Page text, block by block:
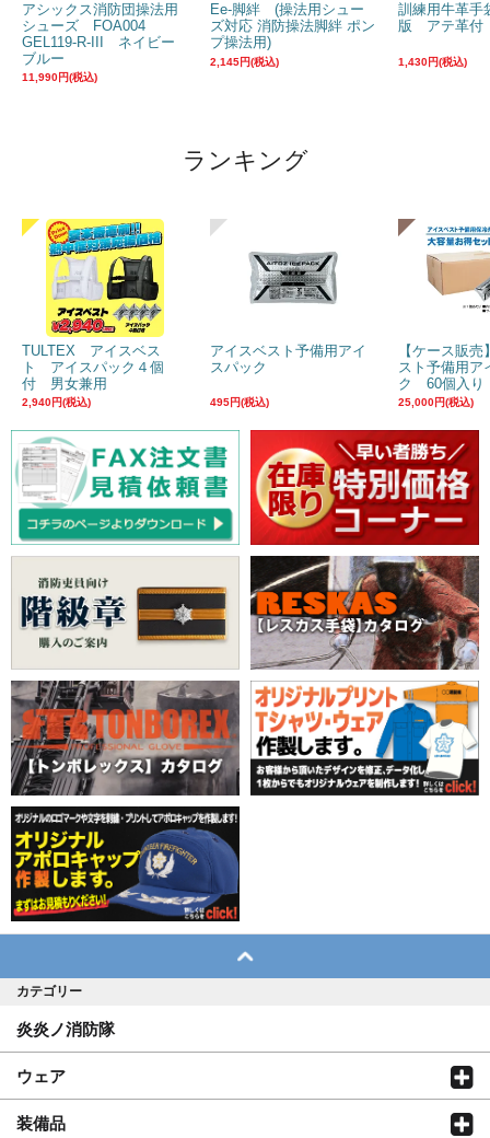
アシックス消防団操法用
シューズ FOA004
GEL119-R-III ネイビー
ブルー
11,990円(税込)
Ee-脚絆 (操法用シュー
ズ対応 消防操法脚絆 ポン
プ操法用)
2,145円(税込)
訓練用牛革
版 アテ革
1,430円(税込)
ランキング
TULTEX アイスベス
ト アイスパック４個
付 男女兼用
2,940円(税込)
アイスベスト予備用アイ
スパック
495円(税込)
【ケース販
スト予備用ア
ク 60個入り
25,000円(税込)
カテゴリー
炎炎ノ消防隊
ウェア
装備品